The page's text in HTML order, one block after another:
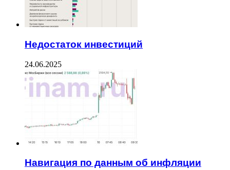
Недостаток инвестиций
24.06.2025
Навигация по данным об инфляции